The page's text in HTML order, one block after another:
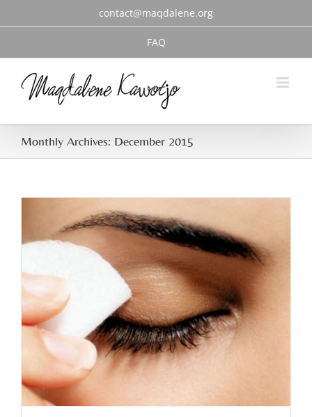
contact@maqdalene.org
FAQ
Monthly Archives: December 2015